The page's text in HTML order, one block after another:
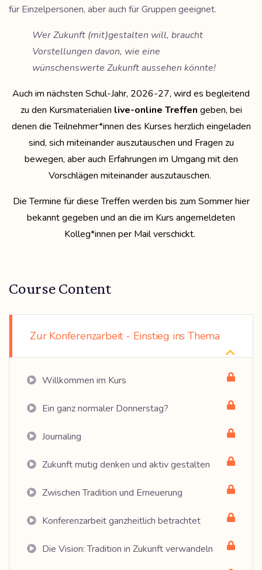
für Einzelpersonen, aber auch für Gruppen geeignet.
Wer Zukunft (mit)gestalten will, braucht
Vorstellungen davon, wie eine
wünschenswerte Zukunft aussehen könnte!
Auch im nächsten Schul-Jahr, 2026-27, wird es begleitend
zu den Kursmaterialien live-online Treffen geben, bei
denen die Teilnehmer*innen des Kurses herzlich eingeladen
sind, sich miteinander auszutauschen und Fragen zu
bewegen, aber auch Erfahrungen im Umgang mit den
Vorschlägen miteinander auszutauschen.
Die Termine für diese Treffen werden bis zum Sommer hier
bekannt gegeben und an die im Kurs angemeldeten
Kolleg*innen per Mail verschickt.
Course Content
Zur Konferenzarbeit - Einstieg ins Thema
Willkommen im Kurs
Ein ganz normaler Donnerstag?
Journaling
Zukunft mutig denken und aktiv gestalten
Zwischen Tradition und Erneuerung
Konferenzarbeit ganzheitlich betrachtet
Die Vision: Tradition in Zukunft verwandeln